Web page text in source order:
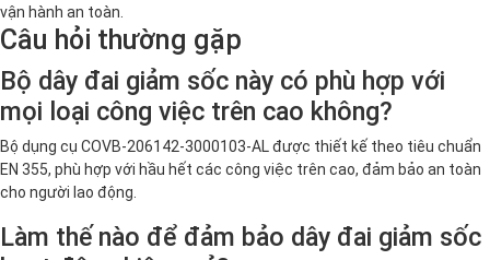
vận hành an toàn.
Câu hỏi thường gặp
Bộ dây đai giảm sốc này có phù hợp với
mọi loại công việc trên cao không?
Bộ dụng cụ COVB-206142-3000103-AL được thiết kế theo tiêu chuẩn
EN 355, phù hợp với hầu hết các công việc trên cao, đảm bảo an toàn
cho người lao động.
Làm thế nào để đảm bảo dây đai giảm sốc